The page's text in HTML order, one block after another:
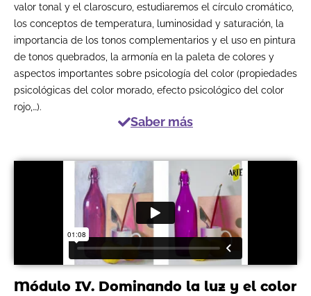
valor tonal y el claroscuro, estudiaremos el círculo cromático,
los conceptos de temperatura, luminosidad y saturación, la
importancia de los tonos complementarios y el uso en pintura
de tonos quebrados, la armonía en la paleta de colores y
aspectos importantes sobre psicología del color (propiedades
psicológicas del color morado, efecto psicológico del color
rojo,…).
Saber más
Módulo IV. Dominando la luz y el color